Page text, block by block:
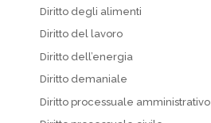
Diritto degli alimenti
Diritto del lavoro
Diritto dell’energia
Diritto demaniale
Diritto processuale amministrativo